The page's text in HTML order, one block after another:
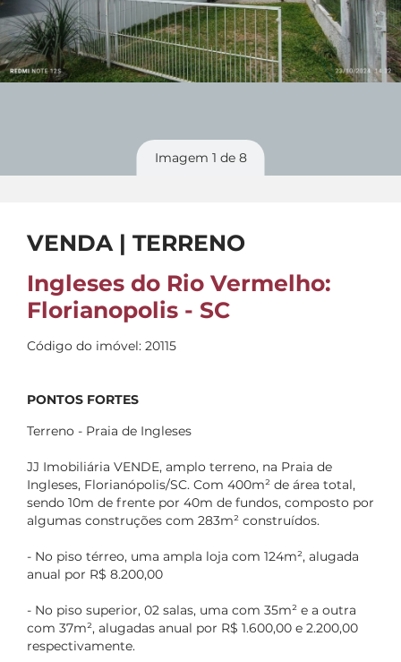
Imagem 1 de 8
VENDA | TERRENO
Ingleses do Rio Vermelho:
Florianopolis - SC
Código do imóvel: 20115
PONTOS FORTES
Terreno - Praia de Ingleses
JJ Imobiliária VENDE, amplo terreno, na Praia de
Ingleses, Florianópolis/SC. Com 400m² de área total,
sendo 10m de frente por 40m de fundos, composto por
algumas construções com 283m² construídos.
- No piso térreo, uma ampla loja com 124m², alugada
anual por R$ 8.200,00
- No piso superior, 02 salas, uma com 35m² e a outra
com 37m², alugadas anual por R$ 1.600,00 e 2.200,00
respectivamente.